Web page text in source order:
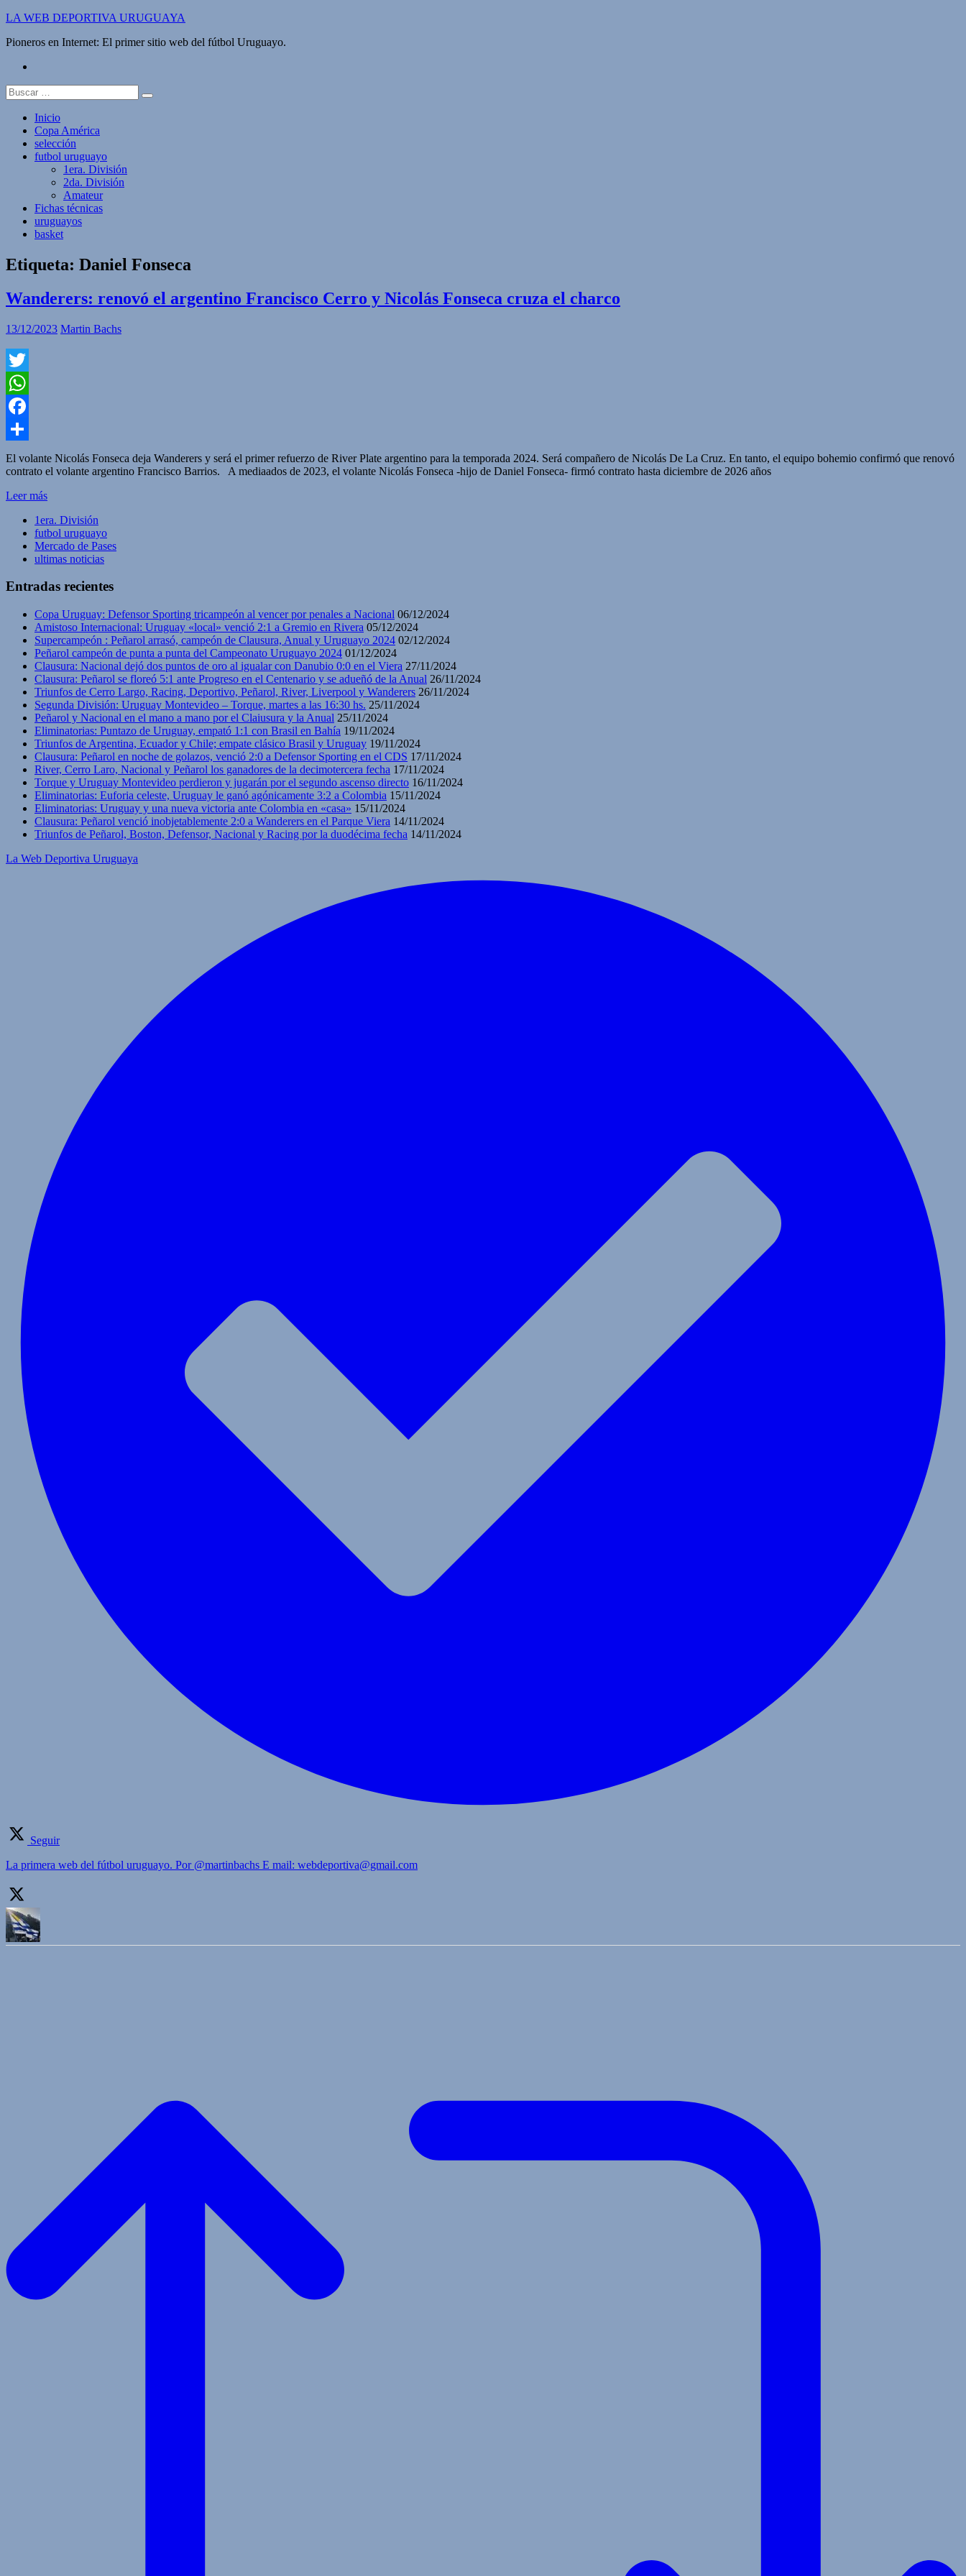
Saltar
contenido
LA WEB DEPORTIVA URUGUAYA
Pioneros en Internet: El primer sitio web del fútbol Uruguayo.
Buscar:
Inicio
Copa América
selección
futbol uruguayo
1era. División
2da. División
Amateur
Fichas técnicas
uruguayos
basket
Etiqueta: Daniel Fonseca
Wanderers: renovó el argentino Francisco Cerro y Nicolás Fonseca cruza el charco
13/12/2023 Martin Bachs
Twitter
WhatsApp
Facebook
Compartir
El volante Nicolás Fonseca deja Wanderers y será el primer refuerzo de River Plate argentino para la temporada 2024. Será compañero de Nicolás De La Cruz. En tanto, el equipo bohemio confirmó que renovó
contrato el volante argentino Francisco Barrios. A mediaados de 2023, el volante Nicolás Fonseca -hijo de Daniel Fonseca- firmó contrato hasta diciembre de 2026 años
Leer más
1era. División
futbol uruguayo
Mercado de Pases
ultimas noticias
Entradas recientes
Copa Uruguay: Defensor Sporting tricampeón al vencer por penales a Nacional 06/12/2024
Amistoso Internacional: Uruguay «local» venció 2:1 a Gremio en Rivera 05/12/2024
Supercampeón : Peñarol arrasó, campeón de Clausura, Anual y Uruguayo 2024 02/12/2024
Peñarol campeón de punta a punta del Campeonato Uruguayo 2024 01/12/2024
Clausura: Nacional dejó dos puntos de oro al igualar con Danubio 0:0 en el Viera 27/11/2024
Clausura: Peñarol se floreó 5:1 ante Progreso en el Centenario y se adueñó de la Anual 26/11/2024
Triunfos de Cerro Largo, Racing, Deportivo, Peñarol, River, Liverpool y Wanderers 26/11/2024
Segunda División: Uruguay Montevideo – Torque, martes a las 16:30 hs. 25/11/2024
Peñarol y Nacional en el mano a mano por el Claiusura y la Anual 25/11/2024
Eliminatorias: Puntazo de Uruguay, empató 1:1 con Brasil en Bahía 19/11/2024
Triunfos de Argentina, Ecuador y Chile; empate clásico Brasil y Uruguay 19/11/2024
Clausura: Peñarol en noche de golazos, venció 2:0 a Defensor Sporting en el CDS 17/11/2024
River, Cerro Laro, Nacional y Peñarol los ganadores de la decimotercera fecha 17/11/2024
Torque y Uruguay Montevideo perdieron y jugarán por el segundo ascenso directo 16/11/2024
Eliminatorias: Euforia celeste, Uruguay le ganó agónicamente 3:2 a Colombia 15/11/2024
Eliminatorias: Uruguay y una nueva victoria ante Colombia en «casa» 15/11/2024
Clausura: Peñarol venció inobjetablemente 2:0 a Wanderers en el Parque Viera 14/11/2024
Triunfos de Peñarol, Boston, Defensor, Nacional y Racing por la duodécima fecha 14/11/2024
La Web Deportiva Uruguaya
Seguir
La primera web del fútbol uruguayo. Por @martinbachs E mail: webdeportiva@gmail.com